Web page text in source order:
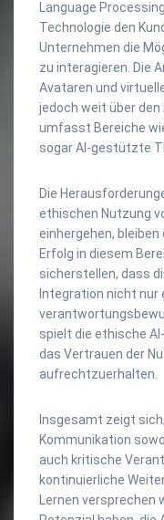
Language
Technologie den
Unternehmen die
zu interagieren. Die
Avataren und
jedoch weit über den
umfasst Bereiche
sogar AI-gestützte
Die
ethischen Nutzung
einhergehen,
Erfolg in diesem
sicherstellen, dass
Integration nicht nur
spielt die ethische
das Vertrauen der
aufrechtzuerhalten.
Insgesamt zeigt
Kommunikation
auch kritische
kontinuierliche
Lernen versprechen